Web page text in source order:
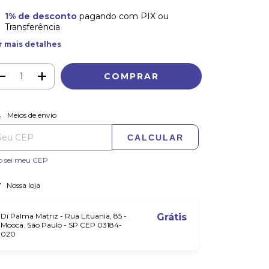
1% de descontopagando com PIX ou
Transferência
mais detalhes
para o CEP:
Meios de envio
CALCULAR
sei meu CEP
Nossa loja
Di Palma Matriz - Rua Lituania, 85 -
Mooca. São Paulo - SP CEP 03184-
020
Grátis